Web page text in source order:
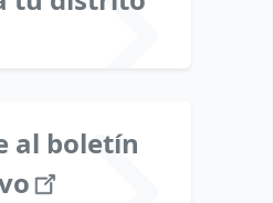
al boletín